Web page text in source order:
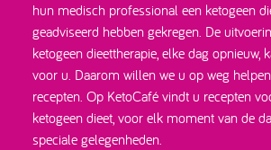
hun medisch professional een ketogeen
geadviseerd hebben gekregen. De
ketogeen dieettherapie, elke dag opnieuw,
voor u. Daarom willen we u op weg
recepten. Op KetoCafé vindt u recepten
ketogeen dieet, voor elk moment van de
speciale gelegenheden.